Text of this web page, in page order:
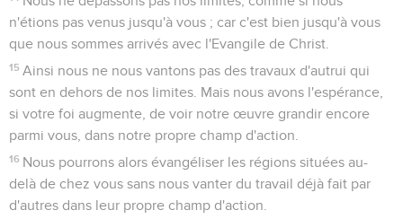
n'étions pas venus jusqu'à vous ; car c'est bien jusqu'à vous
que nous sommes arrivés avec l'Evangile de Christ.
15 Ainsi nous ne nous vantons pas des travaux d'autrui qui
sont en dehors de nos limites. Mais nous avons l'espérance,
si votre foi augmente, de voir notre œuvre grandir encore
parmi vous, dans notre propre champ d'action.
16 Nous pourrons alors évangéliser les régions situées au-
delà de chez vous sans nous vanter du travail déjà fait par
d'autres dans leur propre champ d'action.